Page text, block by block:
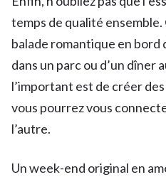
temps de qualité ensemble.
balade romantique en bord
dans un parc ou d’un dîner
l’important est de créer
vous pourrez vous
l’autre.
Un week-end original en